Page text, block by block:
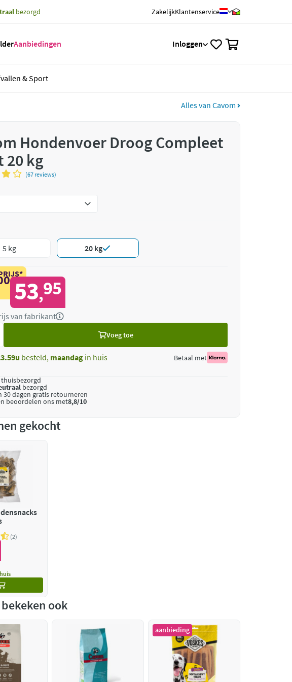
bezorgd ZakelijkKlantenservice
Aanbiedingen Inloggen
& Sport
Alles van Cavom
Hondenvoer Droog Compleet
20 kg
(67 reviews)
5 kg 20 kg
53,95
van fabrikant
Voeg toe
besteld, maandag in huis Betaal met
thuisbezorgd
bezorgd
30 dagen gratis retourneren
beoordelen ons met8,8/10
gekocht
2
ook
aanbieding